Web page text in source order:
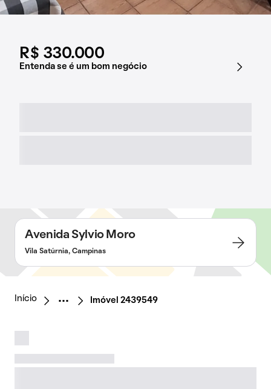
R$ 330.000
Entenda se é um bom negócio
Avenida Sylvio Moro
Vila Satúrnia, Campinas
Início Imóvel 2439549